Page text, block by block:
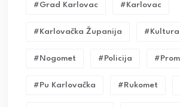
#grad Karlovac #karlovac
#karlovačka Županija #kultura
#nogomet #policija
#pu Karlovačka #rukomet